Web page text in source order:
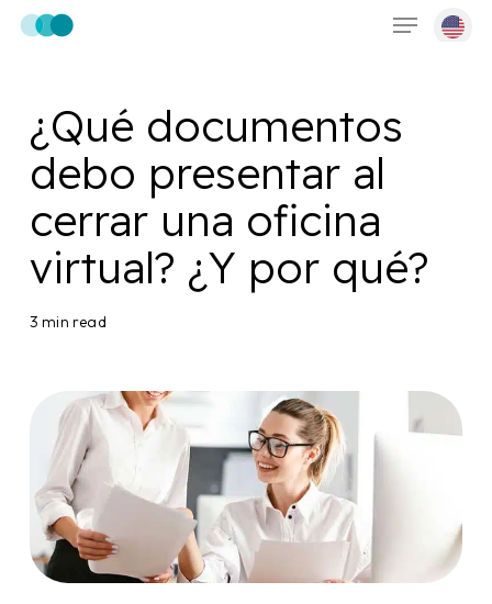
Skip
Menu
¿Qué documentos
debo presentar al
cerrar una oficina
virtual? ¿Y por qué?
3 min read